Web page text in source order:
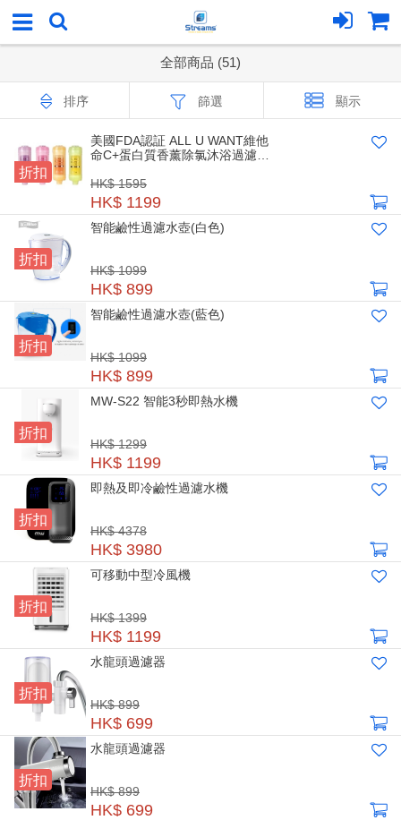
全部商品 (51)
排序 篩選 顯示
折扣
美國FDA認証 ALL U WANT維他
命C+蛋白質香薰除氯沐浴過濾器
HK$ 1595
HK$ 1199
折扣
智能鹼性過濾水壺(白色)
HK$ 1099
HK$ 899
折扣
智能鹼性過濾水壺(藍色)
HK$ 1099
HK$ 899
折扣
MW-S22 智能3秒即熱水機
HK$ 1299
HK$ 1199
折扣
即熱及即冷鹼性過濾水機
HK$ 4378
HK$ 3980
折扣
可移動中型冷風機
HK$ 1399
HK$ 1199
折扣
水龍頭過濾器
HK$ 899
HK$ 699
折扣
水龍頭過濾器
HK$ 899
HK$ 699